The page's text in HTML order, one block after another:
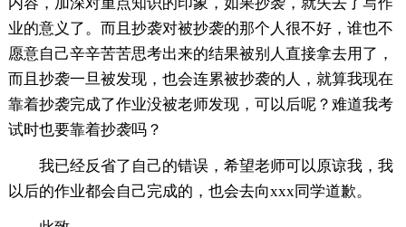
业的意义了。而且抄袭对被抄袭的那个人很不好，谁也不
愿意自己辛辛苦苦思考出来的结果被别人直接拿去用了，
而且抄袭一旦被发现，也会连累被抄袭的人，就算我现在
靠着抄袭完成了作业没被老师发现，可以后呢？难道我考
试时也要靠着抄袭吗？
我已经反省了自己的错误，希望老师可以原谅我，我
以后的作业都会自己完成的，也会去向xxx同学道歉。